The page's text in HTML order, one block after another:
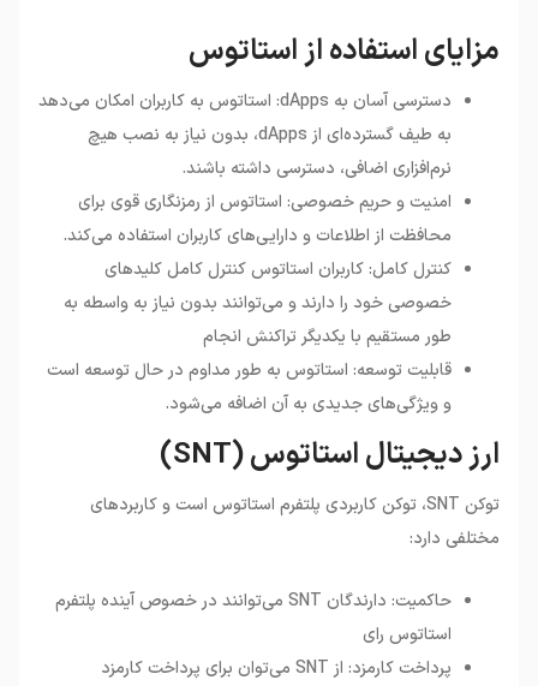
مزایای استفاده از استاتوس
دسترسی آسان به dApps: استاتوس به کاربران امکان می‌دهد
به طیف گسترده‌ای از dApps، بدون نیاز به نصب هیچ
نرم‌افزاری اضافی، دسترسی داشته باشند.
امنیت و حریم خصوصی: استاتوس از رمزنگاری قوی برای
محافظت از اطلاعات و دارایی‌های کاربران استفاده می‌کند.
کنترل کامل: کاربران استاتوس کنترل کامل کلیدهای
خصوصی خود را دارند و می‌توانند بدون نیاز به واسطه به
طور مستقیم با یکدیگر تراکنش انجام
قابلیت توسعه: استاتوس به طور مداوم در حال توسعه است
و ویژگی‌های جدیدی به آن اضافه می‌شود.
ارز دیجیتال استاتوس (SNT)
توکن SNT، توکن کاربردی پلتفرم استاتوس است و کاربردهای
مختلفی دارد:
حاکمیت: دارندگان SNT می‌توانند در خصوص آینده پلتفرم
استاتوس رای
پرداخت کارمزد: از SNT می‌توان برای پرداخت کارمزد